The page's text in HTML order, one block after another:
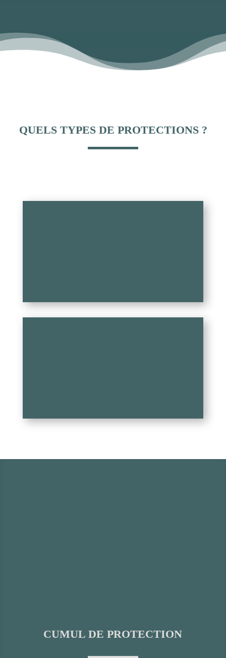
QUELS TYPES DE PROTECTIONS ?
CUMUL DE PROTECTION